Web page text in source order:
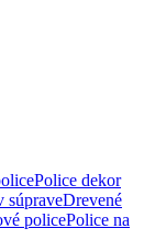
Police dekor
súpraveDrevené
policePolice na